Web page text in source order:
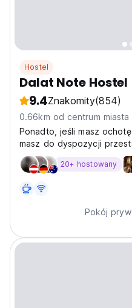
Hostel
Dalat Note Hostel
9.4Znakomity(854)
0.66km od centrum miasta
Ponadto, jeśli masz
masz do dyspozycji
możesz gotować to,
20+ hostowany
Pokój